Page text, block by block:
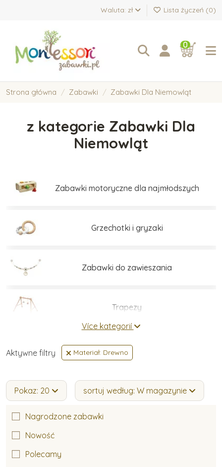
Waluta: zł Lista życzeń (0)
0
Strona główna Zabawki Zabawki Dla Niemowląt
z kategorie Zabawki Dla
Niemowląt
Zabawki motoryczne dla najmłodszych
Grzechotki i gryzaki
Zabawki do zawieszania
Trapezy
Koniki na biegunach
Chodziki dla dzieci
Více kategorií
Aktywne filtry Materiał: Drewno
Pokaz: 20 sortuj według: W magazynie
Nagrodzone zabawki
Nowość
Polecamy